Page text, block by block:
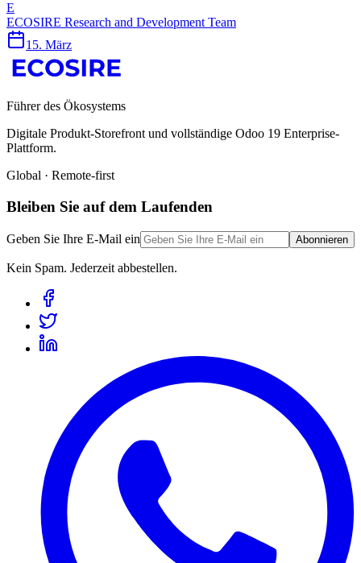
E
ECOSIRE Research and Development Team
15. März
Führer des Ökosystems
Digitale Produkt-Storefront und vollständige Odoo 19 Enterprise-
Plattform.
Global · Remote-first
Bleiben Sie auf dem Laufenden
Geben Sie Ihre E-Mail ein Abonnieren
Kein Spam. Jederzeit abbestellen.